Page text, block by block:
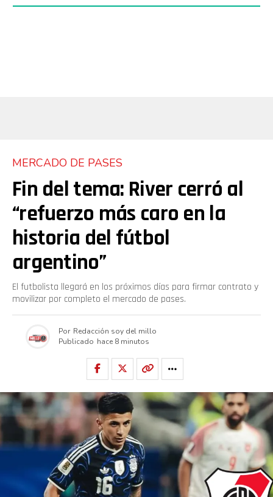
MERCADO DE PASES
Fin del tema: River cerró al
“refuerzo más caro en la
historia del fútbol
argentino”
El futbolista llegará en los próximos días para firmar contrato y
movilizar por completo el mercado de pases.
Por Redacción soy del millo
Publicado hace 8 minutos